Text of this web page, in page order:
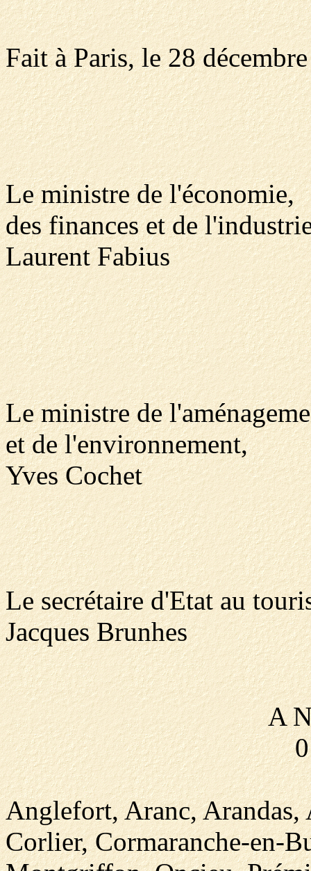
Fait à Paris, le 28
Le ministre de l'économie,
des finances et de
Laurent Fabius
Le ministre de
et de l'environnement,
Yves Cochet
Le secrétaire d'Etat au
Jacques Brunhes
A
Anglefort, Aranc, Arandas,
Corlier, Cormaranche-en-